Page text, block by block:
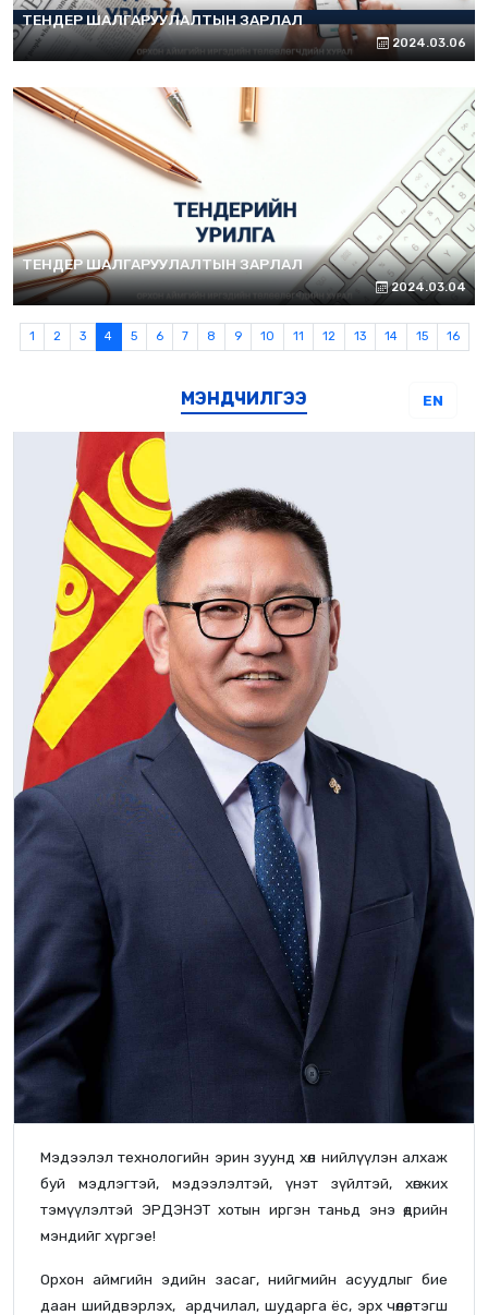
ТЕНДЕР ШАЛГАРУУЛАЛТЫН ЗАРЛАЛ
2024.03.06
ТЕНДЕР ШАЛГАРУУЛАЛТЫН ЗАРЛАЛ
2024.03.04
1 2 3 4 5 6 7 8 9 10 11 12 13 14 15 16
МЭНДЧИЛГЭЭ EN
Мэдээлэл технологийн эрин зуунд хөл нийлүүлэн алхаж
буй мэдлэгтэй, мэдээлэлтэй, үнэт зүйлтэй, хөгжих
тэмүүлэлтэй ЭРДЭНЭТ хотын иргэн таньд энэ өдрийн
мэндийг хүргэе!
Орхон аймгийн эдийн засаг, нийгмийн асуудлыг бие
даан шийдвэрлэх, ардчилал, шударга ёс, эрх чөлөө, тэгш